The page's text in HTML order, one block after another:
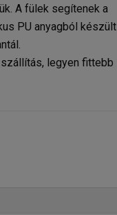
A fülek segítenek a
PU anyagból készült
legyen fittebb